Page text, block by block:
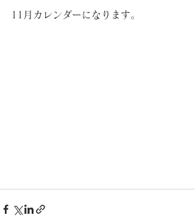
11月カレンダーになります。